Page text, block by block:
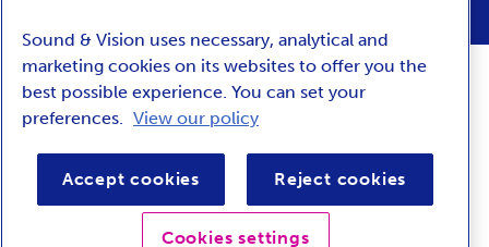
Sound & Vision uses necessary, analytical and
marketing cookies on its websites to offer you the
best possible experience. You can set your
preferences. View our policy
Accept cookies Reject cookies
Cookies settings